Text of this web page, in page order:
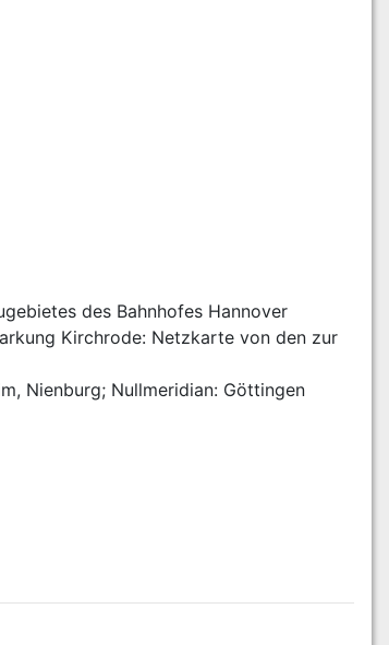
des Bahnhofes Hannover
Kirchrode: Netzkarte von den zur
Nienburg; Nullmeridian: Göttingen